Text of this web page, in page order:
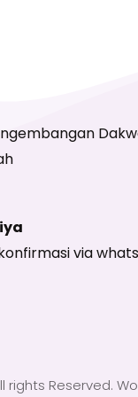
via
Reserved.